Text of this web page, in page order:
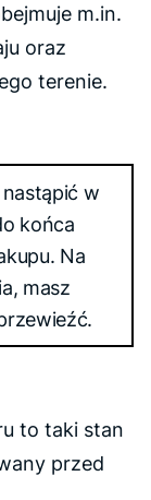
m.in.
oraz
terenie.
w
końca
Na
masz
to taki stan
przed